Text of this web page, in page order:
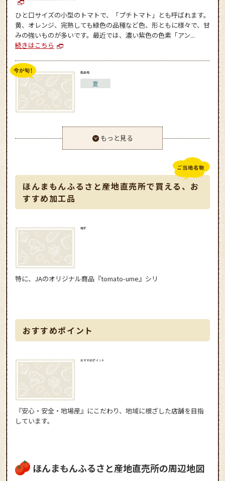
ひと口サイズの小型のトマトで、「プチトマト」とも呼ばれます。
黄、オレンジ、完熟しても緑色の品種など色、形ともに様々で、甘
みの強いものが多いです。最近では、濃い紫色の色素「アン...
続きはこちら
南高梅
夏
もっと見る
ほんまもんふるさと産地直売所で買える、お
すすめ加工品
梅干
特に、JAのオリジナル商品『tomato-ume』シリ
おすすめポイント
おすすめポイント
『安心・安全・地場産』にこだわり、地域に根ざした店舗を目指
しています。
ほんまもんふるさと産地直売所の周辺地図